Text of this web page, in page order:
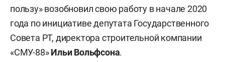
пользу» возобновил свою работу в начале 2020
года по инициативе депутата Государственного
Совета РТ, директора строительной компании
«СМУ-88»Ильи Вольфсона.